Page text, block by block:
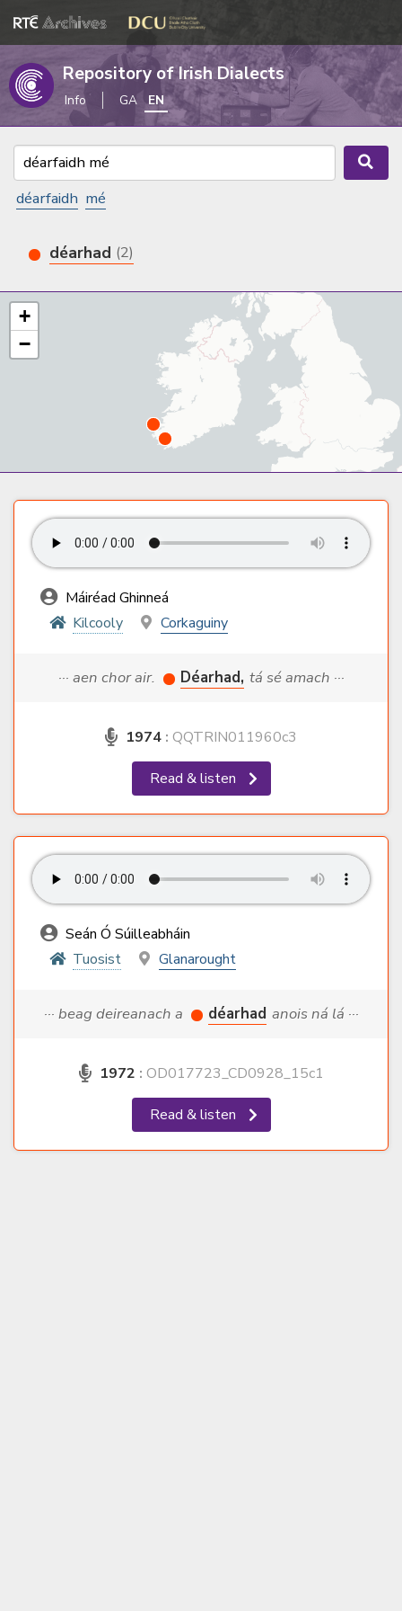
Repository of Irish Dialects
Info GA EN
déarfaidh mé
déarhad (2)
+
−
Máiréad Ghinneá
Kilcooly
Corkaguiny
··· aen chor air. Déarhad, tá sé amach ···
1974 : QQTRIN011960c3
Read & listen
Seán Ó Súilleabháin
Tuosist
Glanarought
··· beag deireanach a déarhad anois ná lá ···
1972 : OD017723_CD0928_15c1
Read & listen